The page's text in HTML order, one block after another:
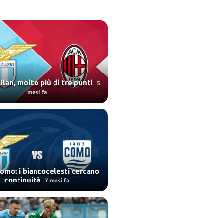
molto più di tre punti 5
mesi fa
i biancocelesti cercano
continuità
7 mesi fa